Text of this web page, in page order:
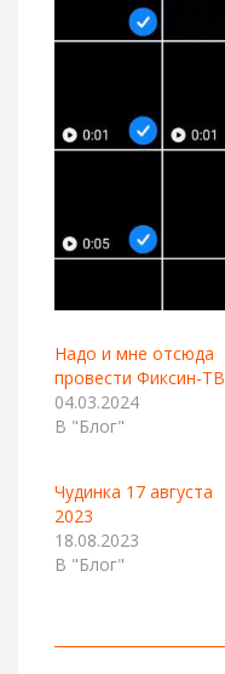
Надо и мне отсюда
провести Фиксин-ТВ
04.03.2024
В "Блог"
Чудинка 17 августа
2023
18.08.2023
В "Блог"